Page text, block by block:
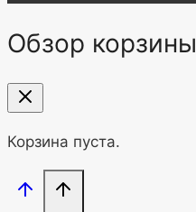
Обзор корзины
Корзина пуста.